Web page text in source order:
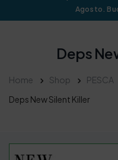
Agosto.
Deps
Home Shop PESCA
Deps New Silent Killer